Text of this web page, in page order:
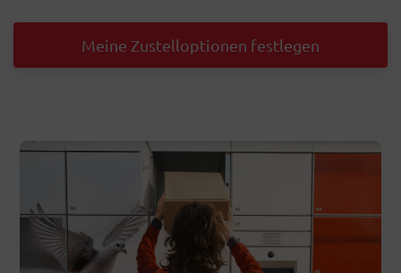
Meine Zustelloptionen festlegen